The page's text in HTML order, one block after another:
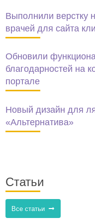
Выполнили верстку
врачей для сайта
Обновили
благодарностей на
портале
Новый дизайн для
«Альтернатива»
Статьи
Все статьи